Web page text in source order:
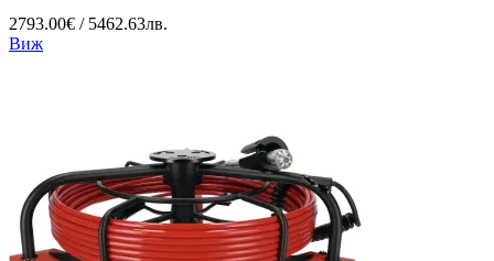
2793.00€ / 5462.63лв.
Виж